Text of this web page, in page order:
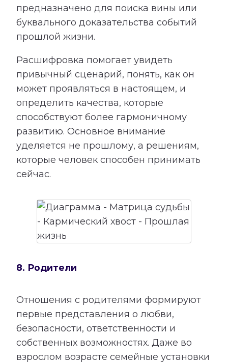
предназначено для поиска вины или
буквального доказательства событий
прошлой жизни.
Расшифровка помогает увидеть
привычный сценарий, понять, как он
может проявляться в настоящем, и
определить качества, которые
способствуют более гармоничному
развитию. Основное внимание
уделяется не прошлому, а решениям,
которые человек способен принимать
сейчас.
8. Родители
Отношения с родителями формируют
первые представления о любви,
безопасности, ответственности и
собственных возможностях. Даже во
взрослом возрасте семейные установки